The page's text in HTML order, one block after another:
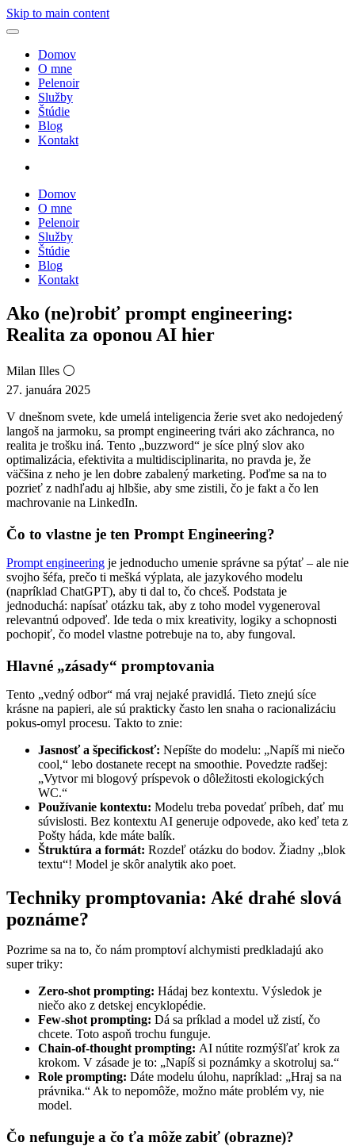
Skip to main content
Domov
O mne
Pelenoir
Služby
Štúdie
Blog
Kontakt
Domov
O mne
Pelenoir
Služby
Štúdie
Blog
Kontakt
Ako (ne)robiť prompt engineering:
Realita za oponou AI hier
Milan Illes ⚪
27. januára 2025
V dnešnom svete, kde umelá inteligencia žerie svet ako nedojedený
langoš na jarmoku, sa prompt engineering tvári ako záchranca, no
realita je trošku iná. Tento „buzzword“ je síce plný slov ako
optimalizácia, efektivita a multidisciplinarita, no pravda je, že
väčšina z neho je len dobre zabalený marketing. Poďme sa na to
pozrieť z nadhľadu aj hlbšie, aby sme zistili, čo je fakt a čo len
machrovanie na LinkedIn.
Čo to vlastne je ten Prompt Engineering?
Prompt engineering je jednoducho umenie správne sa pýtať – ale nie
svojho šéfa, prečo ti mešká výplata, ale jazykového modelu
(napríklad ChatGPT), aby ti dal to, čo chceš. Podstata je
jednoduchá: napísať otázku tak, aby z toho model vygeneroval
relevantnú odpoveď. Ide teda o mix kreativity, logiky a schopnosti
pochopiť, čo model vlastne potrebuje na to, aby fungoval.
Hlavné „zásady“ promptovania
Tento „vedný odbor“ má vraj nejaké pravidlá. Tieto znejú síce
krásne na papieri, ale sú prakticky často len snaha o racionalizáciu
pokus-omyl procesu. Takto to znie:
Jasnosť a špecifickosť: Nepíšte do modelu: „Napíš mi niečo
cool,“ lebo dostanete recept na smoothie. Povedzte radšej:
„Vytvor mi blogový príspevok o dôležitosti ekologických
WC.“
Používanie kontextu: Modelu treba povedať príbeh, dať mu
súvislosti. Bez kontextu AI generuje odpovede, ako keď teta z
Pošty háda, kde máte balík.
Štruktúra a formát: Rozdeľ otázku do bodov. Žiadny „blok
textu“! Model je skôr analytik ako poet.
Techniky promptovania: Aké drahé slová
poznáme?
Pozrime sa na to, čo nám promptoví alchymisti predkladajú ako
super triky:
Zero-shot prompting: Hádaj bez kontextu. Výsledok je
niečo ako z detskej encyklopédie.
Few-shot prompting: Dá sa príklad a model už zistí, čo
chcete. Toto aspoň trochu funguje.
Chain-of-thought prompting: AI nútite rozmýšľať krok za
krokom. V zásade je to: „Napíš si poznámky a skotroluj sa.“
Role prompting: Dáte modelu úlohu, napríklad: „Hraj sa na
právnika.“ Ak to nepomôže, možno máte problém vy, nie
model.
Čo nefunguje a čo ťa môže zabiť (obrazne)?